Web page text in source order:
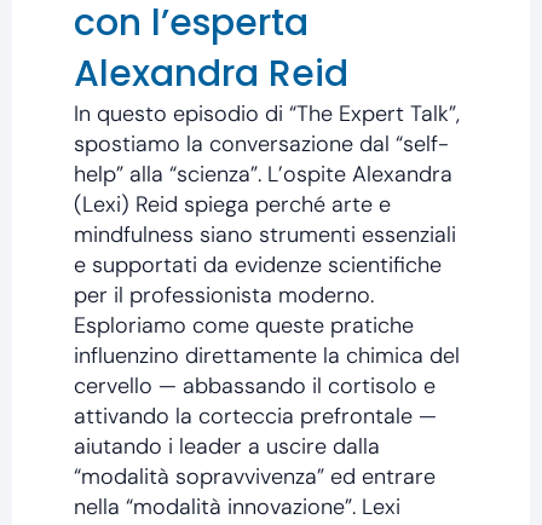
con l’esperta
Alexandra Reid
In questo episodio di “The Expert Talk”,
spostiamo la conversazione dal “self-
help” alla “scienza”. L’ospite Alexandra
(Lexi) Reid spiega perché arte e
mindfulness siano strumenti essenziali
e supportati da evidenze scientifiche
per il professionista moderno.
Esploriamo come queste pratiche
influenzino direttamente la chimica del
cervello — abbassando il cortisolo e
attivando la corteccia prefrontale —
aiutando i leader a uscire dalla
“modalità sopravvivenza” ed entrare
nella “modalità innovazione”. Lexi